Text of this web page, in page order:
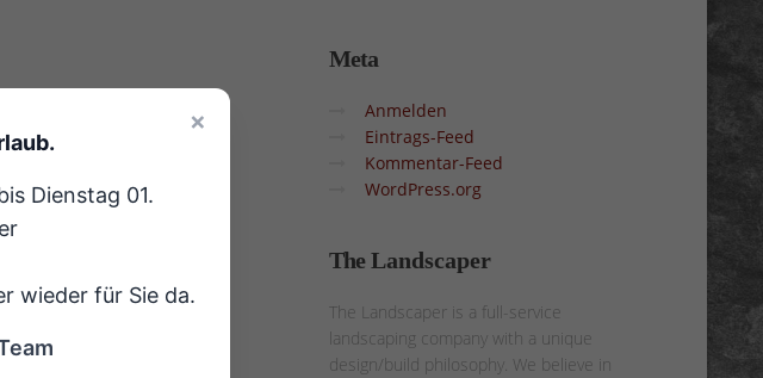
Meta
Anmelden
Eintrags-Feed
Kommentar-Feed
WordPress.org
TheLandscaper
The Landscaper is a full-service
landscaping company with a unique
design/build philosophy. We believe in
×
Dienstag 01.
wieder für Sie da.